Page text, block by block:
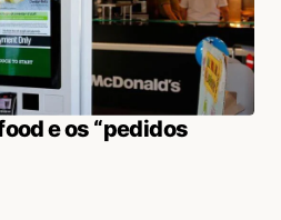
e os “pedidos